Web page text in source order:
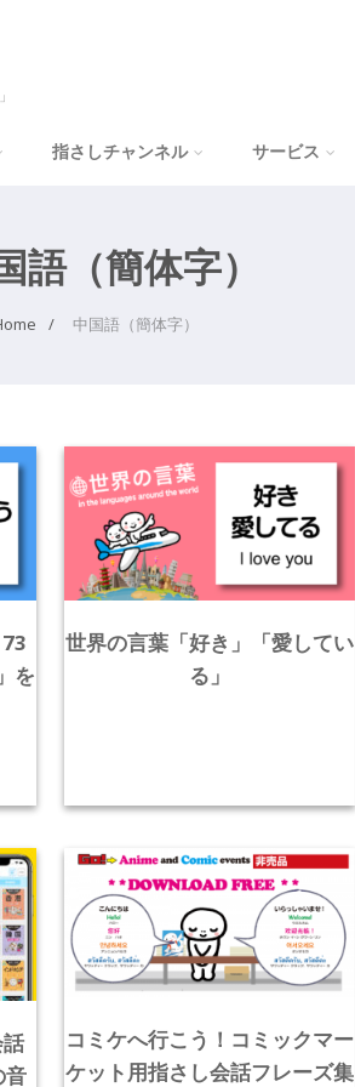
指さしチャンネル サービス
語（簡体字）
中国語（簡体字）
を
世界の言葉「好き」「愛してい
る」
音
コミケへ行こう！コミックマー
ケット用指さし会話フレーズ集